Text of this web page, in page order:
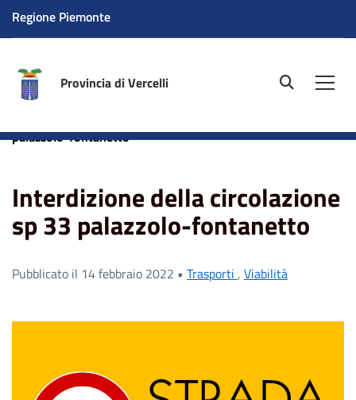
Regione Piemonte
Provincia di Vercelli site.searc
palazzolo-fontanetto
Interdizione della circolazione
sp 33 palazzolo-fontanetto
Pubblicato il 14 febbraio 2022 • Trasporti , Viabilità